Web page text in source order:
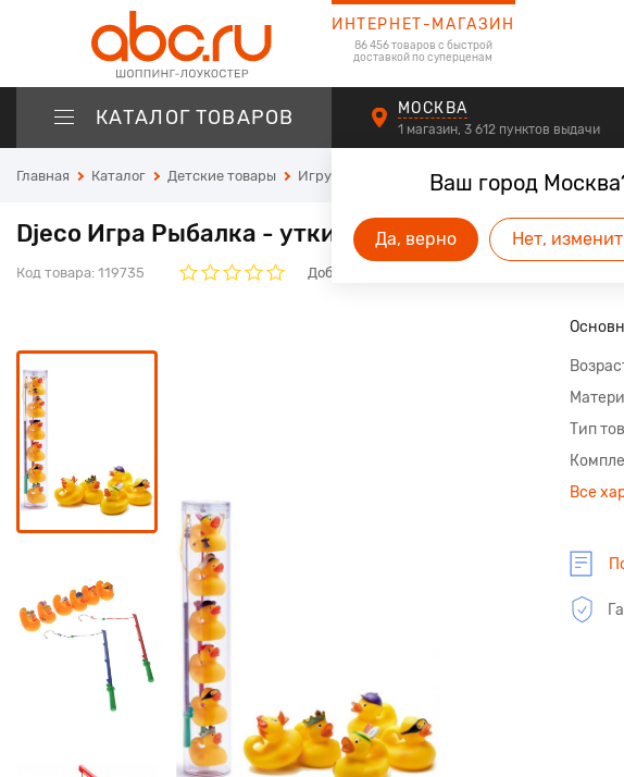
ИНТЕРНЕТ-МАГАЗИН
86 456 товаров с быстрой
доставкой по суперценам
КАТАЛОГ ТОВАРОВ
Ваш город
Да, верно Нет,
МОСКВА
1 магазин, 3 612 пунктов выдачи
Главная Каталог Детские товары Игрушки Игрушки для малышей
Djeco Игра Рыбалка - утки
Код товара: 119735 Добавьте свой отзыв. Он будет первым.
Тип
Все